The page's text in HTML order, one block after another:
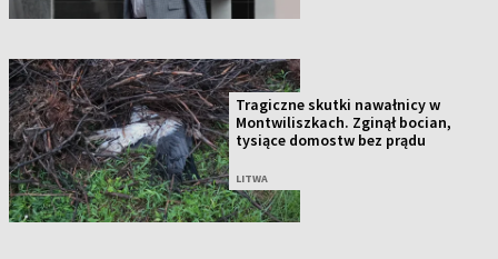
Tragiczne skutki nawałnicy w
Montwiliszkach. Zginął bocian,
tysiące domostw bez prądu
LITWA